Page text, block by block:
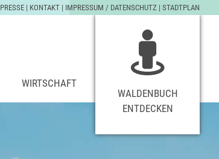
PRESSE | KONTAKT | IMPRESSUM / DATENSCHUTZ | STADTPLAN
WIRTSCHAFT
WALDENBUCH
ENTDECKEN